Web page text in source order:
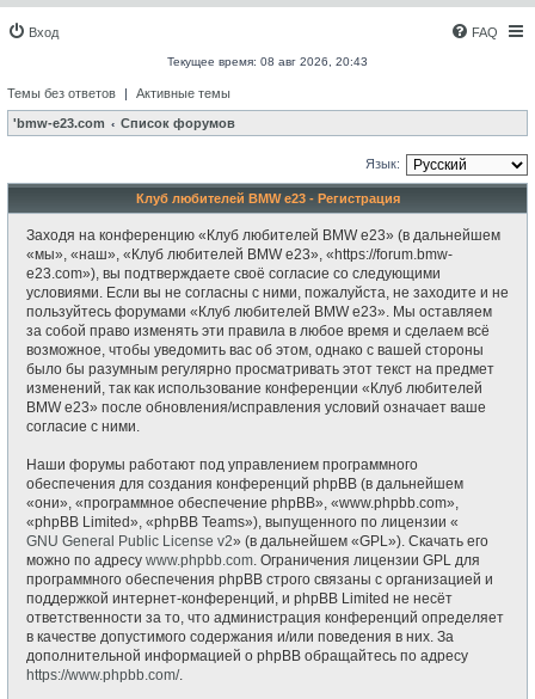
Вход FAQ
Текущее время: 08 авг 2026, 20:43
Темы без ответов | Активные темы
'bmw-e23.com Список форумов
Язык:
Клуб любителей BMW e23 - Регистрация
Заходя на конференцию «Клуб любителей BMW e23» (в дальнейшем
«мы», «наш», «Клуб любителей BMW e23», «https://forum.bmw-
e23.com»), вы подтверждаете своё согласие со следующими
условиями. Если вы не согласны с ними, пожалуйста, не заходите и не
пользуйтесь форумами «Клуб любителей BMW e23». Мы оставляем
за собой право изменять эти правила в любое время и сделаем всё
возможное, чтобы уведомить вас об этом, однако с вашей стороны
было бы разумным регулярно просматривать этот текст на предмет
изменений, так как использование конференции «Клуб любителей
BMW e23» после обновления/исправления условий означает ваше
согласие с ними.
Наши форумы работают под управлением программного
обеспечения для создания конференций phpBB (в дальнейшем
«они», «программное обеспечение phpBB», «www.phpbb.com»,
«phpBB Limited», «phpBB Teams»), выпущенного по лицензии «
GNU General Public License v2» (в дальнейшем «GPL»). Скачать его
можно по адресу www.phpbb.com . Ограничения лицензии GPL для
программного обеспечения phpBB строго связаны с организацией и
поддержкой интернет-конференций, и phpBB Limited не несёт
ответственности за то, что администрация конференций определяет
в качестве допустимого содержания и/или поведения в них. За
дополнительной информацией о phpBB обращайтесь по адресу
https://www.phpbb.com/.